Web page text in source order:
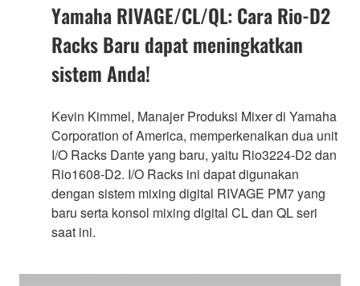
Yamaha RIVAGE/CL/QL: Cara Rio-D2
Racks Baru dapat meningkatkan
sistem Anda!
Kevin Kimmel, Manajer Produksi Mixer di Yamaha
Corporation of America, memperkenalkan dua unit
I/O Racks Dante yang baru, yaitu Rio3224-D2 dan
Rio1608-D2. I/O Racks ini dapat digunakan
dengan sistem mixing digital RIVAGE PM7 yang
baru serta konsol mixing digital CL dan QL seri
saat ini.